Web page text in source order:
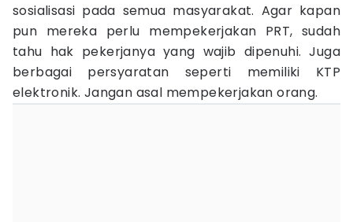
sosialisasi pada semua masyarakat. Agar kapan
pun mereka perlu mempekerjakan PRT, sudah
tahu hak pekerjanya yang wajib dipenuhi. Juga
berbagai persyaratan seperti memiliki KTP
elektronik. Jangan asal mempekerjakan orang.